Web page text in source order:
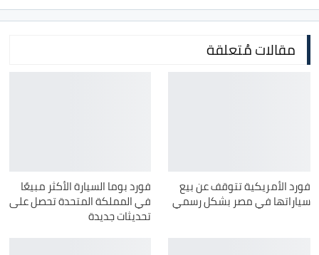
مقالات مُتعلقة
فورد الأمريكية تتوقف عن بيع
سياراتها في مصر بشكل رسمي
فورد بوما السيارة الأكثر مبيعًا
في المملكة المتحدة تحصل على
تحديثات جديدة